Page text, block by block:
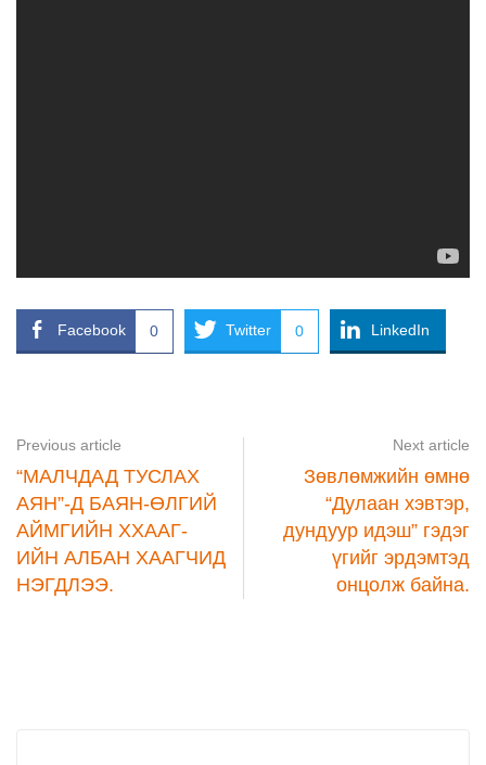
Facebook 0 Twitter 0 LinkedIn
Previous article
“МАЛЧДАД ТУСЛАХ
АЯН”-Д БАЯН-ӨЛГИЙ
АЙМГИЙН ХХААГ-
ИЙН АЛБАН ХААГЧИД
НЭГДЛЭЭ.
Next article
Зөвлөмжийн өмнө
“Дулаан хэвтэр,
дундуур идэш” гэдэг
үгийг эрдэмтэд
онцолж байна.